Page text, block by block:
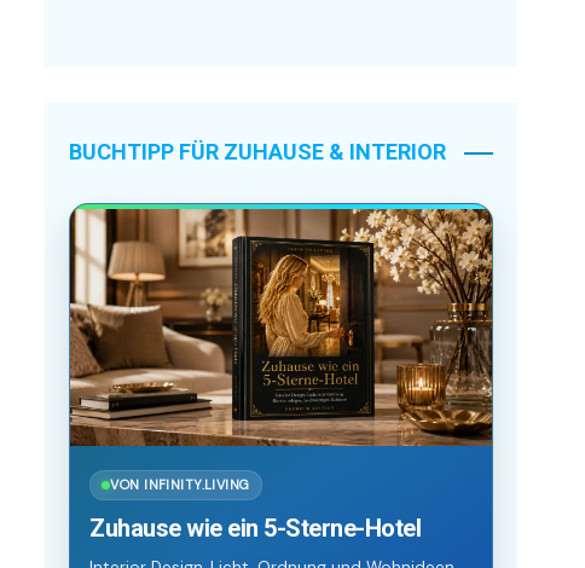
BUCHTIPP FÜR ZUHAUSE & INTERIOR
VON INFINITY.LIVING
Zuhause wie ein 5-Sterne-Hotel